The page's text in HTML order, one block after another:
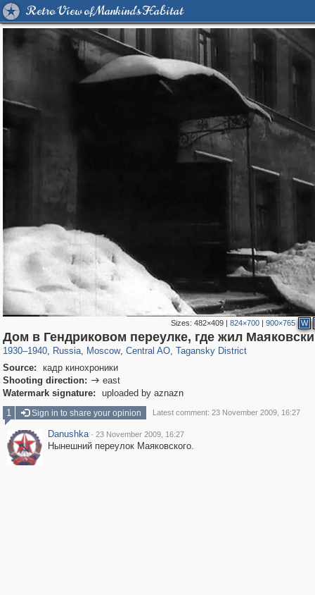
Retro View of Mankind's Habitat
Sizes: 482×409| 824×700| 900×765 W
Дом в Гендриковом переулке, где жил
1930–1940, Russia
1,406,531 29,243
, Moscow
319,780 8,286
, Central AO
159,978 5,916
, Tagansky District
10,738 402
Source:
кадр кинохроники
Shooting direction:  east
Watermark signature:
uploaded by aznazn
1
Sign in to share your opinion Latest comment: 23 November 2009, 16:27
Danushka · 23 November 2009, 16:27
Нынешний переулок Маяковского.